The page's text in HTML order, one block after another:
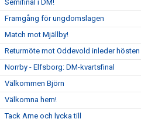
Semifinal i DM!
Framgång för ungdomslagen
Match mot Mjällby!
Returmöte mot Oddevold inleder hösten
Norrby - Elfsborg: DM-kvartsfinal
Välkommen Björn
Välkomna hem!
Tack Arne och lycka till